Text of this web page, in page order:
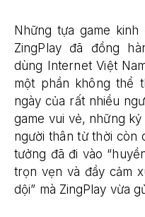
Những tựa game
ZingPlay đã đồng
dùng Internet Việt
một phần không thể
ngày của rất nhiều
game vui vẻ, những
người thân từ thời còn
tưởng đã đi vào
trọn vẹn và đầy cảm
dội” mà ZingPlay vừa